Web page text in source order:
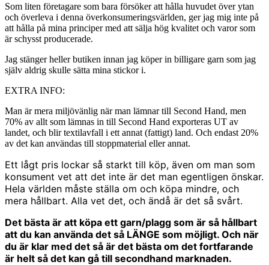
Som liten företagare som bara försöker att hålla huvudet över ytan
och överleva i denna överkonsumeringsvärlden, ger jag mig inte på
att hålla på mina principer med att sälja hög kvalitet och varor som
är schysst producerade.
Jag stänger heller butiken innan jag köper in billigare garn som jag
själv aldrig skulle sätta mina stickor i.
EXTRA INFO:
Man är mera miljövänlig när man lämnar till Second Hand, men
70% av allt som lämnas in till Second Hand exporteras UT av
landet, och blir textilavfall i ett annat (fattigt) land. Och endast 20%
av det kan användas till stoppmaterial eller annat.
Ett lågt pris lockar så starkt till köp, även om man som
konsument vet att det inte är det man egentligen önskar.
Hela världen måste ställa om och köpa mindre, och
mera hållbart. Alla vet det, och ändå är det så svårt.
Det bästa är att köpa ett garn/plagg som är så hållbart
att du kan använda det så LÄNGE som möjligt. Och när
du är klar med det så är det bästa om det fortfarande
är helt så det kan gå till secondhand marknaden.